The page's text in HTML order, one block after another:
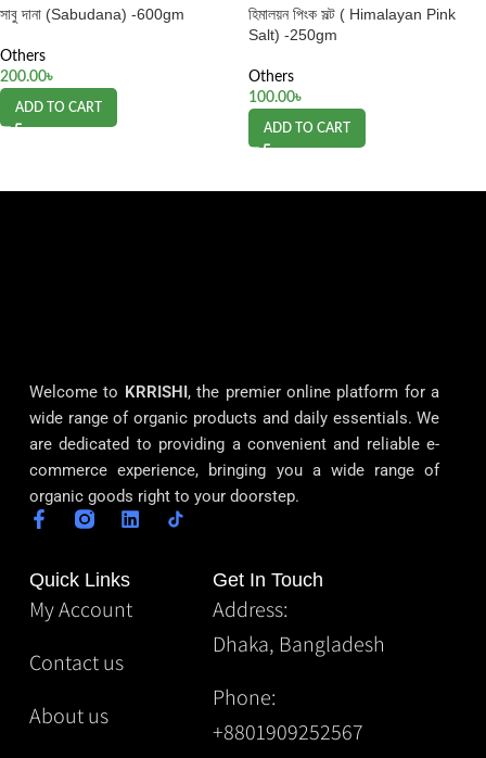
সাবু দানা (Sabudana) -600gm
Others
200.00৳
ADD TO CART
হিমালয়ন পিংক সল্ট ( Himalayan Pink
Salt) -250gm
Others
100.00৳
ADD TO CART
Welcome to KRRISHI, the premier online platform for a
wide range of organic products and daily essentials. We
are dedicated to providing a convenient and reliable e-
commerce experience, bringing you a wide range of
organic goods right to your doorstep.
Quick Links
My Account
Contact us
About us
Get In Touch
Address:
Dhaka, Bangladesh
Phone:
+8801909252567